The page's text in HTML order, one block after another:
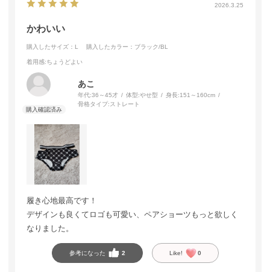
2026.3.25
かわいい
購入したサイズ：L 購入したカラー：ブラック/BL
着用感:ちょうどよい
あこ
年代:36～45才 体型:やせ型 身長:151～160cm
骨格タイプ: ストレート
履き心地最高です！
デザインも良くてロゴも可愛い、ペアショーツもっと欲しく
なりました。
参考になった 2 Like! 0